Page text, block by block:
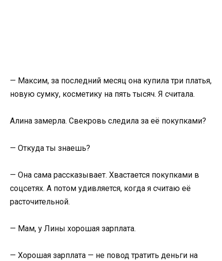
— Максим, за последний месяц она купила три платья,
новую сумку, косметику на пять тысяч. Я считала.
Алина замерла. Свекровь следила за её покупками?
— Откуда ты знаешь?
— Она сама рассказывает. Хвастается покупками в
соцсетях. А потом удивляется, когда я считаю её
расточительной.
— Мам, у Лины хорошая зарплата.
— Хорошая зарплата — не повод тратить деньги на